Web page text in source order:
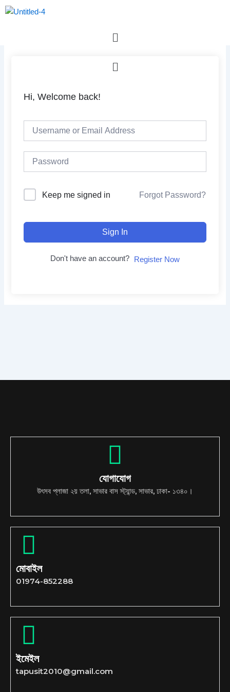
Skip
Menu
Menu
Hi, Welcome back!
Keep me signed in Forgot Password?
Sign In
Don't have an account? Register Now
যোগাযোগ
উৎসব প্লাজা ২য় তলা, সাভার বাস স্ট্যান্ড, সাভার, ঢাকা- ১৩৪০।
মোবাইল
01974-852288
ইমেইল
tapusit2010@gmail.com